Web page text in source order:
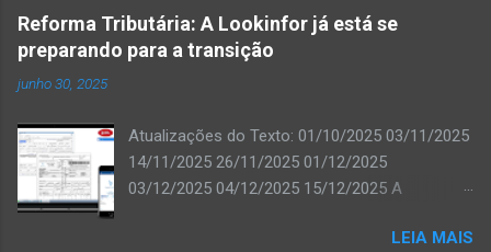
Reforma Tributária: A Lookinfor já está se
preparando para a transição
junho 30, 2025
Atualizações do Texto: 01/10/2025 03/11/2025
14/11/2025 26/11/2025 01/12/2025
03/12/2025 04/12/2025 15/12/2025 A
do ERP ISIA para atender às exigências daLEIA MAIS